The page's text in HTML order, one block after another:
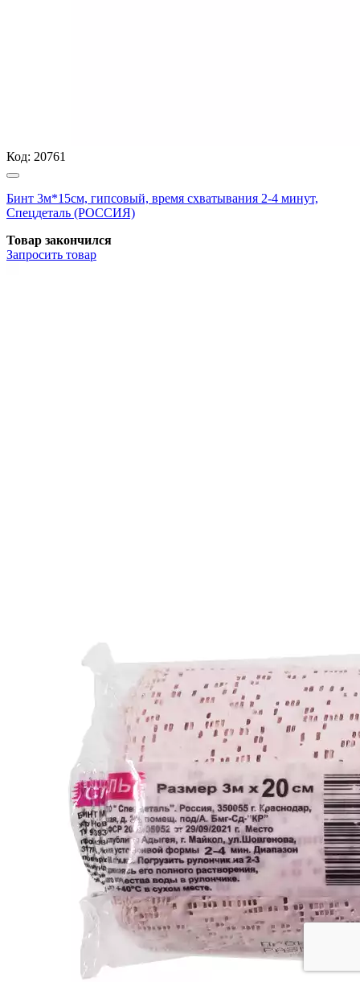
Код: 20761
Бинт 3м*15см, гипсовый, время схватывания 2-4 минут,
Спецдеталь (РОССИЯ)
Товар закончился
Запросить товар